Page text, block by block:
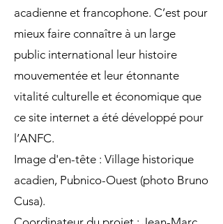
acadienne et francophone. C’est pour
mieux faire connaître à un large
public international leur histoire
mouvementée et leur étonnante
vitalité culturelle et économique que
ce site internet a été développé pour
l’ANFC.
Image d'en-tête : Village historique
acadien, Pubnico-Ouest (photo Bruno
Cusa).